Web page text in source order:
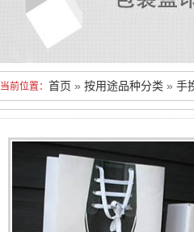
当前位置： 首页 » 按用途品种分类 » 手